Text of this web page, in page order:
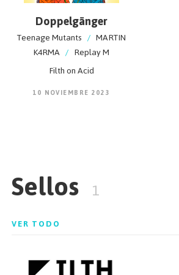
Doppelgänger
Teenage Mutants / MARTIN
K4RMA / Replay M
Filth on Acid
10 NOVIEMBRE 2023
Sellos 1
VER TODO